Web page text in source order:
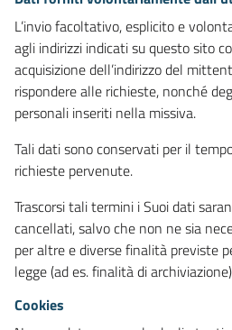
L’invio facoltativo, esplicito e
agli indirizzi indicati su questo sito
acquisizione dell’indirizzo del
rispondere alle richieste, nonché
personali inseriti nella missiva.
Tali dati sono conservati per il
richieste pervenute.
Trascorsi tali termini i Suoi dati
cancellati, salvo che non ne sia
per altre e diverse finalità previste
legge (ad es. finalità di
Cookies